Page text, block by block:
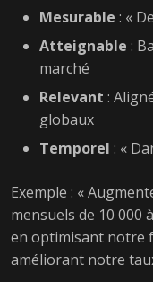
Mesurable : «
Atteignable :
marché
Relevant :
globaux
Temporel : «
Exemple : «
mensuels de 10 000
en optimisant notre
améliorant notre